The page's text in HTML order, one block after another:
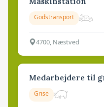
Godstransport
4700, Næstved
Medarbejdere til
Grise